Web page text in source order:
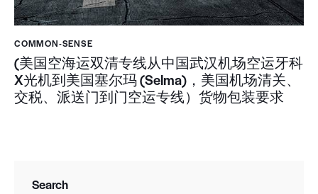
COMMON-SENSE
(美国空海运双清专线从中国武汉机场空运牙科
X光机到美国塞尔玛 (Selma)，美国机场清关、
交税、派送门到门空运专线）货物包装要求
Search